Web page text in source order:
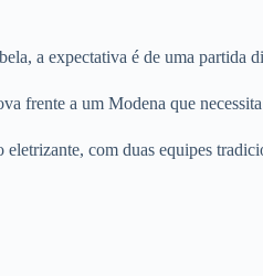
a expectativa é de uma partida
frente a um Modena que
com duas equipes